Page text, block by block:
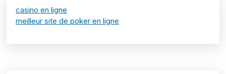
casino en ligne
meilleur site de poker en ligne